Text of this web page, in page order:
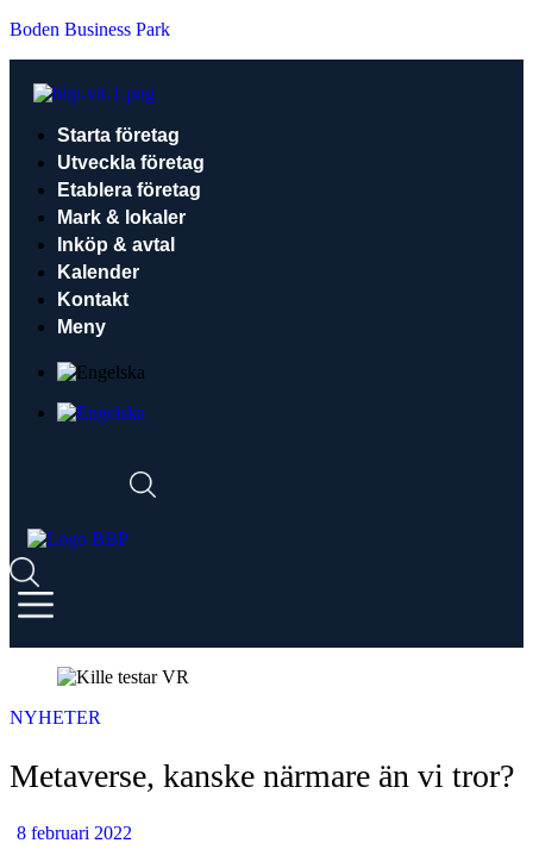
Boden Business Park
Starta företag
Utveckla företag
Etablera företag
Mark & lokaler
Inköp & avtal
Kalender
Kontakt
Meny
NYHETER
Metaverse, kanske närmare än vi tror?
8 februari 2022